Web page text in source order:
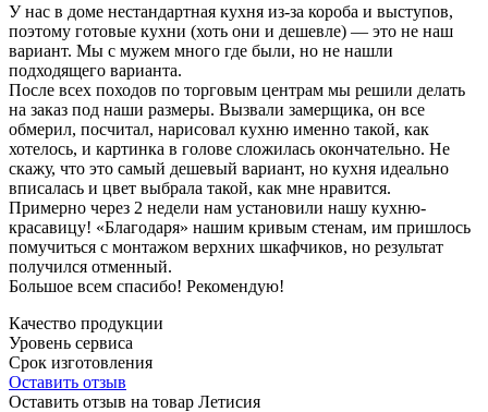
У нас в доме нестандартная кухня из-за короба и выступов,
поэтому готовые кухни (хоть они и дешевле) — это не наш
вариант. Мы с мужем много где были, но не нашли
подходящего варианта.
После всех походов по торговым центрам мы решили делать
на заказ под наши размеры. Вызвали замерщика, он все
обмерил, посчитал, нарисовал кухню именно такой, как
хотелось, и картинка в голове сложилась окончательно. Не
скажу, что это самый дешевый вариант, но кухня идеально
вписалась и цвет выбрала такой, как мне нравится.
Примерно через 2 недели нам установили нашу кухню-
красавицу! «Благодаря» нашим кривым стенам, им пришлось
помучиться с монтажом верхних шкафчиков, но результат
получился отменный.
Большое всем спасибо! Рекомендую!
Качество продукции
Уровень сервиса
Срок изготовления
Оставить отзыв
Оставить отзыв на товар Летисия